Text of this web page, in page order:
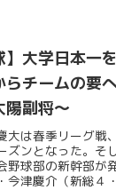
】大学日本
らチームの要
陽副将～
大は春季リーグ戦
ズンとなった。そ
野球部の新幹部が
今津慶介（新総４